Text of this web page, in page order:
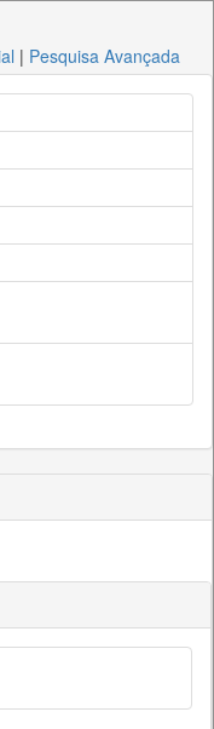
| Pesquisa Avançada